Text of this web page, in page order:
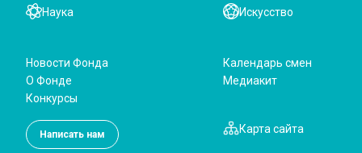
Наука Искусство
Карта сайта
Написать нам
Новости Фонда
О Фонде
Конкурсы
Календарь смен
Медиакит